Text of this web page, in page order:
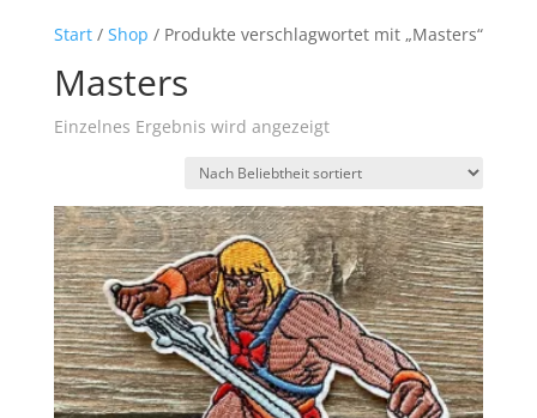
Start/ Shop / Produkte verschlagwortet mit „Masters“
Masters
Einzelnes Ergebnis wird angezeigt